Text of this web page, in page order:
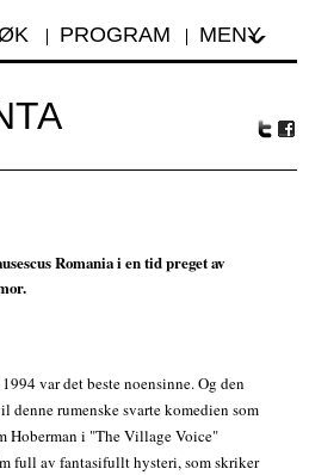
PROGRAM MENY
Romania i en tid preget av
var det beste noensinne. Og den
denne rumenske svarte komedien som
Hoberman i "The Village Voice"
full av fantasifullt hysteri, som skriker